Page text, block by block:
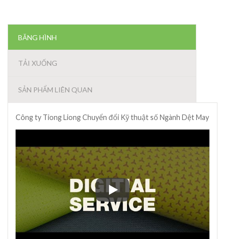
BĂNG HÌNH
TẢI XUỐNG
SẢN PHẨM LIÊN QUAN
Công ty Tiong Liong Chuyển đổi Kỹ thuật số Ngành Dệt May
Công ty Tiong Liong Chuyển